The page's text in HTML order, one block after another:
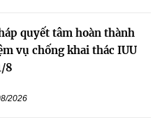
quyết tâm hoàn thành
vụ chống khai thác IUU
8
2026